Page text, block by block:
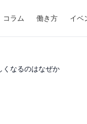
コラム 働き方 イベ
くなるのはなぜか